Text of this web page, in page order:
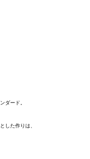
ダード。
した作りは、